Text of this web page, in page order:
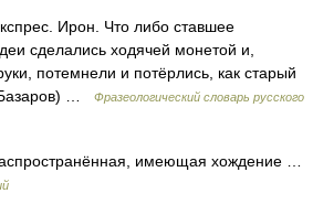
Ирон. Что либо ставшее
сделались ходячей монетой и,
потемнели и потёрлись, как старый
…
Фразеологический словарь русского
имеющая хождение …